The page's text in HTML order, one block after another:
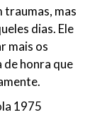
traumas, mas
dias. Ele
mais os
de honra que
1975